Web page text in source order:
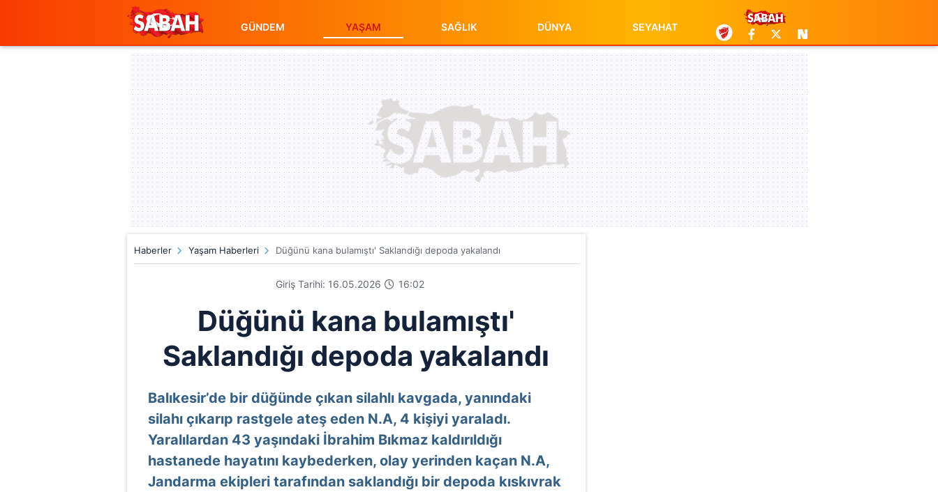
GÜNDEM YAŞAM SAĞLIK DÜNYA SEYAHAT
Haberler Yaşam Haberleri Düğünü kana bulamıştı' Saklandığı depoda yakalandı
Giriş Tarihi: 16.05.2026 16:02
Düğünü kana bulamıştı'
Saklandığı depoda yakalandı
Balıkesir’de bir düğünde çıkan silahlı kavgada, yanındaki
silahı çıkarıp rastgele ateş eden N.A, 4 kişiyi yaraladı.
Yaralılardan 43 yaşındaki İbrahim Bıkmaz kaldırıldığı
hastanede hayatını kaybederken, olay yerinden kaçan N.A,
Jandarma ekipleri tarafından saklandığı bir depoda kıskıvrak